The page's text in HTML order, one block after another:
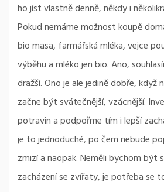
ho jíst vlastně denně, někdy i
Pokud nemáme možnost koupě
bio masa, farmářská mléka, vejce
výběhu a mléko jen bio. Ano,
dražší. Ono je ale jedině dobře, když
začne být svátečnější, vzácnější.
potravin a podpořme tím i lepší
je to jednoduché, po čem nebude
zmizí a naopak. Neměli bychom být
zacházení se zvířaty, je potřeba se